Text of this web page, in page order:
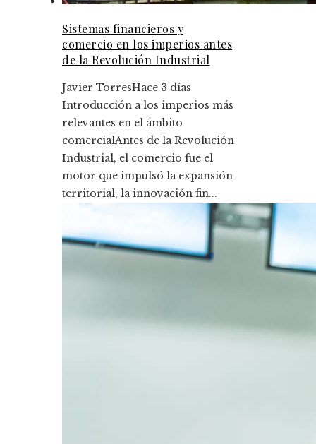
Sistemas financieros y
comercio en los imperios antes
de la Revolución Industrial
Javier TorresHace 3 días
Introducción a los imperios más
relevantes en el ámbito
comercialAntes de la Revolución
Industrial, el comercio fue el
motor que impulsó la expansión
territorial, la innovación fin...